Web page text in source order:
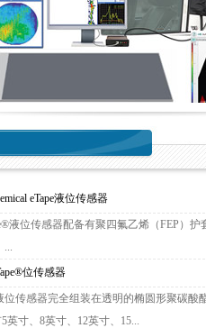
eTape液位传感器
液位传感器配备有聚四氟乙烯（FEP）
...
位传感器
位传感器完全组装在透明的椭圆形聚碳酸
英寸、8英寸、12英寸、15...